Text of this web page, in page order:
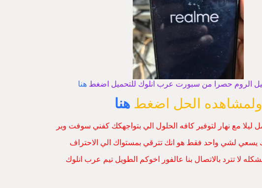
الروم حصرا من سبورت عرب انلوك للتحميل اضغطهنا
ولمشاهده الحل اضغطهنا
ليلا مع نهار لتوفير كافه الحلول الي بتواجهكك كفني سوفت وير
يسعي لشي واحد فقط هو انك تترقي بمستواك الي الاحتراف
لا تترد بالاتصال بنا عالفور اخوكم الطويل تيم عرب انلوك